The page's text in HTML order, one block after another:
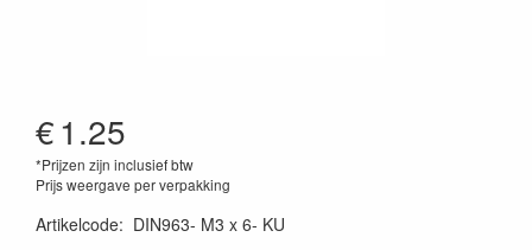
€1.25
*Prijzen zijn inclusief btw
Prijs weergave per verpakking
Artikelcode: DIN963- M3 x 6- KU